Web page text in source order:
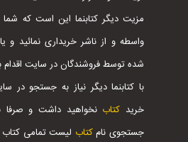
مزیت دیگر کتابنما این است که شما
واسطه و از ناشر خریداری نمائید و
شده توسط فروشندگان در سایت اقدام
با کتابنما دیگر نیاز به جستجو
خرید کتابنخواهید داشت و صرفا
جستجوی نامکتاب لیست تمامی